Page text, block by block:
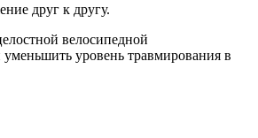
друг к другу.
велосипедной
уровень травмирования в